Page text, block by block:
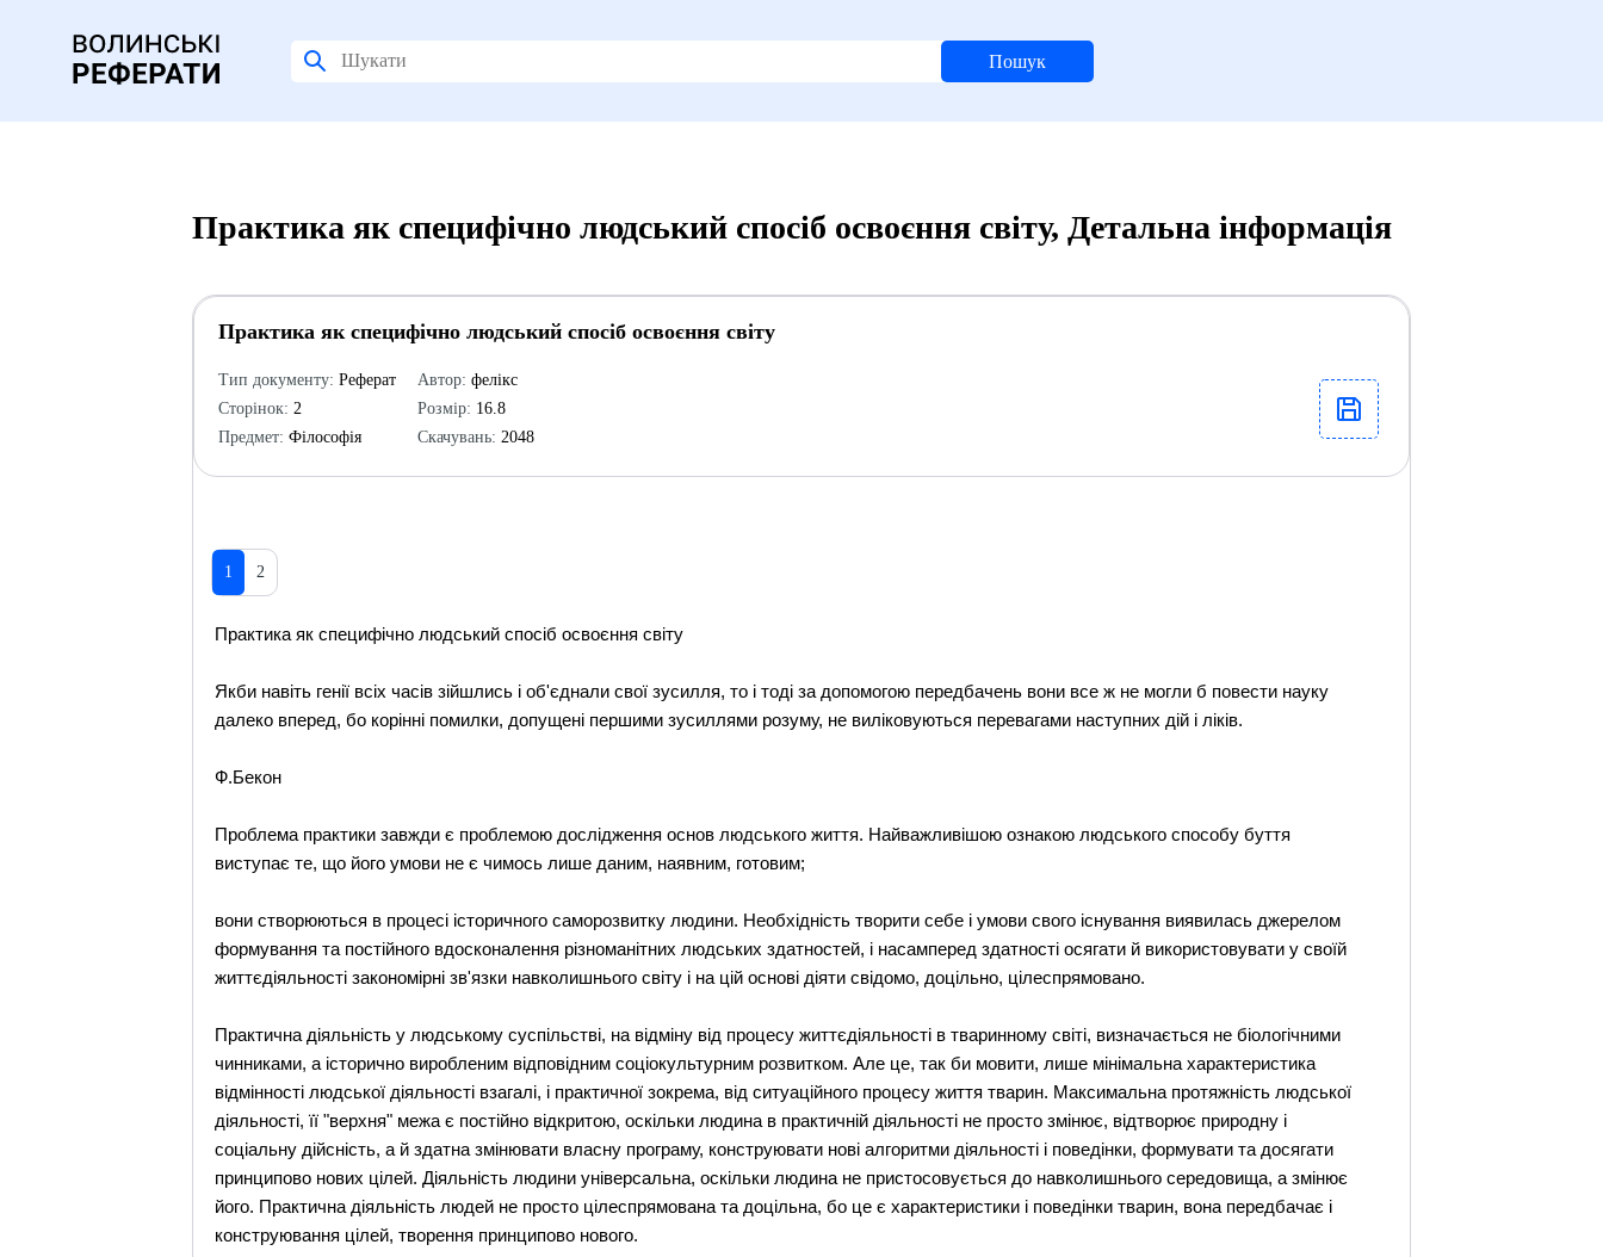
Пошук
Практика як специфічно людський спосіб освоєння світу, Детальна інформація
Практика як специфічно людський спосіб освоєння світу
Тип документу: Реферат
Сторінок: 2
Предмет: Філософія
Автор: фелікс
Розмір: 16.8
Скачувань: 2048
1 2
Практика як специфічно людський спосіб освоєння світу
Якби навіть генії всіх часів зійшлись і об'єднали свої зусилля, то і тоді за допомогою передбачень вони все ж не могли б повести науку
далеко вперед, бо корінні помилки, допущені першими зусиллями розуму, не виліковуються перевагами наступних дій і ліків.
Ф.Бекон
Проблема практики завжди є проблемою дослідження основ людського життя. Найважливішою ознакою людського способу буття
виступає те, що його умови не є чимось лише даним, наявним, готовим;
вони створюються в процесі історичного саморозвитку людини. Необхідність творити себе і умови свого існування виявилась джерелом
формування та постійного вдосконалення різноманітних людських здатностей, і насамперед здатності осягати й використовувати у своїй
життєдіяльності закономірні зв'язки навколишнього світу і на цій основі діяти свідомо, доцільно, цілеспрямовано.
Практична діяльність у людському суспільстві, на відміну від процесу життєдіяльності в тваринному світі, визначається не біологічними
чинниками, а історично виробленим відповідним соціокультурним розвитком. Але це, так би мовити, лише мінімальна характеристика
відмінності людської діяльності взагалі, і практичної зокрема, від ситуаційного процесу життя тварин. Максимальна протяжність людської
діяльності, її "верхня" межа є постійно відкритою, оскільки людина в практичній діяльності не просто змінює, відтворює природну і
соціальну дійсність, а й здатна змінювати власну програму, конструювати нові алгоритми діяльності і поведінки, формувати та досягати
принципово нових цілей. Діяльність людини універсальна, оскільки людина не пристосовується до навколишнього середовища, а змінює
його. Практична діяльність людей не просто цілеспрямована та доцільна, бо це є характеристики і поведінки тварин, вона передбачає і
конструювання цілей, творення принципово нового.